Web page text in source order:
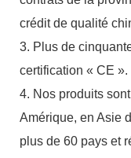
crédit de qualité
3. Plus de
certification « CE ».
4. Nos produits
Amérique, en Asie
plus de 60 pays et